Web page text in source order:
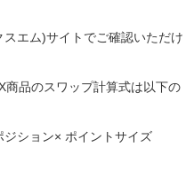
エム)サイトでご確認いただけ
商品のスワップ計算式は以下の
ション× ポイントサイズ